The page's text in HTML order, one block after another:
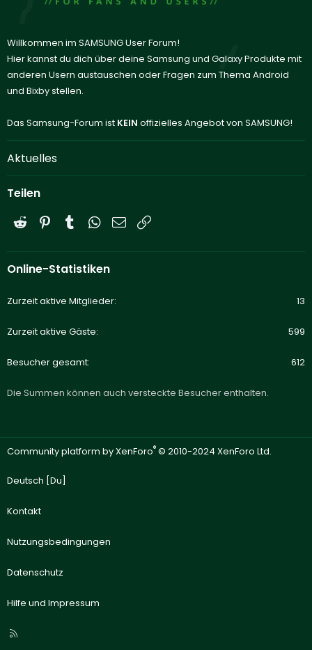
Willkommen im SAMSUNG User Forum!
Hier kannst du dich über deine Samsung und Galaxy Produkte mit
anderen Usern austauschen oder Fragen zum Thema Android
und Bixby stellen.
Das Samsung-Forum ist KEIN offizielles Angebot von SAMSUNG!
Aktuelles
Teilen
Reddit PinterestTumblrWhatsApp
E-Mail
Online-Statistiken
Zurzeit aktive Mitglieder 13
Zurzeit aktive Gäste 599
Besucher gesamt 612
Die Summen können auch versteckte Besucher enthalten.
Community platform by XenForo® © 2010-2024 XenForo Ltd.
Deutsch [Du]
Kontakt
Nutzungsbedingungen
Datenschutz
Hilfe und Impressum
R